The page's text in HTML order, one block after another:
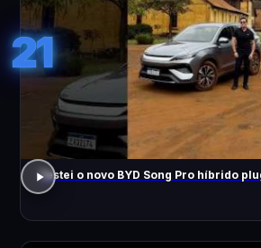
21
Testei o novo BYD Song Pro híbrido